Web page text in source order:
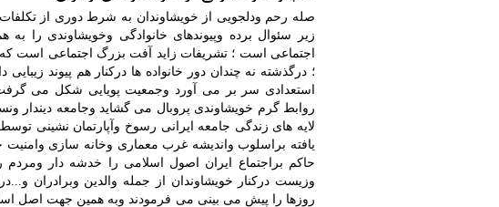
صله رحم ودلجویی از خویشاوندان به شرط دوری از
زیر سئوال برده وپیوندهای خانوادگی وخویشاوندی را
اجتماعی است ؛ تشریفات زاید آفت بزرگ اجتماعی است که
؛ درگذشته نه چندان دور خانواده ها درکنار هم پیوند زیبایی
استعدادی سر بر می آورد وجمعیت پویایی شکل می گرفت
روابط گرم خویشاوندی پروبال می گشاید وجامعه
لایه های زندگی جامعه ایرانی رسوخ وآپارتمان نشینی
یافته براسلوب واندیشه غرب معماری وخانه سازی
حاکم براجتماع ایران اصول اسلامی را خدشه دار
وزیست درکنار خویشاوندان از جمله والدین وبرادران
روزها را پیش می بینی می فرمودند وبه همین جهت اصل